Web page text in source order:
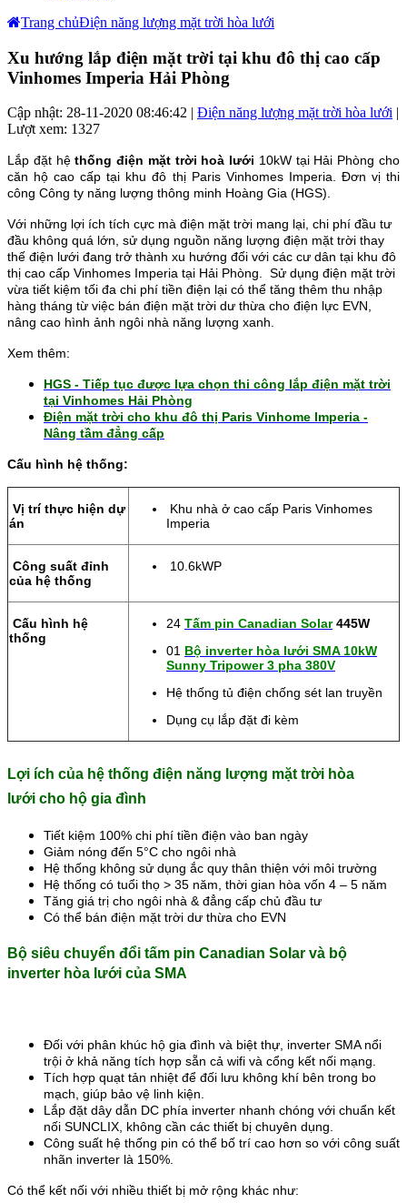
Trang chủĐiện năng lượng mặt trời hòa lưới
Xu hướng lắp điện mặt trời tại khu đô thị cao cấp
Vinhomes Imperia Hải Phòng
Cập nhật: 28-11-2020 08:46:42 | Điện năng lượng mặt trời hòa lưới |
Lượt xem: 1327
Lắp đặt hệthống điện mặt trời hoà lưới 10kW tại Hải Phòng cho
căn hộ cao cấp tại khu đô thị Paris Vinhomes Imperia. Đơn vị thi
công Công ty năng lượng thông minh Hoàng Gia (HGS).
Với những lợi ích tích cực mà điện mặt trời mang lại, chi phí đầu tư
đầu không quá lớn, sử dụng nguồn năng lượng điện mặt trời thay
thế điện lưới đang trở thành xu hướng đối với các cư dân tại khu đô
thị cao cấp Vinhomes Imperia tại Hải Phòng. Sử dụng điện mặt trời
vừa tiết kiệm tối đa chi phí tiền điện lại có thể tăng thêm thu nhập
hàng tháng từ việc bán điện mặt trời dư thừa cho điện lực EVN,
nâng cao hình ảnh ngôi nhà năng lượng xanh.
Xem thêm:
HGS - Tiếp tục được lựa chọn thi công lắp điện mặt trời
tại Vinhomes Hải Phòng
Điện mặt trời cho khu đô thị Paris Vinhome Imperia -
Nâng tầm đẳng cấp​
Cấu hình hệ thống:
Vị trí thực hiện dự
án
Khu nhà ở cao cấp Paris Vinhomes
Imperia
Công suất đỉnh
của hệ thống
10.6kWP
Cấu hình hệ
thống
24 Tấm pin Canadian Solar445W
01 Bộ inverter hòa lưới SMA 10kW
Sunny Tripower 3 pha 380V
Hệ thống tủ điện chống sét lan truyền
Dụng cụ lắp đặt đi kèm
Lợi ích của hệ thống điện năng lượng mặt trời hòa
lưới cho hộ gia đình
Tiết kiệm 100% chi phí tiền điện vào ban ngày
Giảm nóng đến 5°C cho ngôi nhà
Hệ thống không sử dụng ắc quy thân thiện với môi trường
Hệ thống có tuổi thọ > 35 năm, thời gian hòa vốn 4 – 5 năm
Tăng giá trị cho ngôi nhà & đẳng cấp chủ đầu tư
Có thể bán điện mặt trời dư thừa cho EVN
Bộ siêu chuyển đổi tấm pin Canadian Solar và bộ
inverter hòa lưới của SMA
Đối với phân khúc hộ gia đình và biệt thự, inverter SMA nổi
trội ở khả năng tích hợp sẵn cả wifi và cổng kết nối mạng.
Tích hợp quạt tản nhiệt để đối lưu không khí bên trong bo
mạch, giúp bảo vệ linh kiện.
Lắp đặt dây dẫn DC phía inverter nhanh chóng với chuẩn kết
nối SUNCLIX, không cần các thiết bị chuyên dụng.
Công suất hệ thống pin có thể bố trí cao hơn so với công suất
nhãn inverter là 150%.
Có thể kết nối với nhiều thiết bị mở rộng khác như: